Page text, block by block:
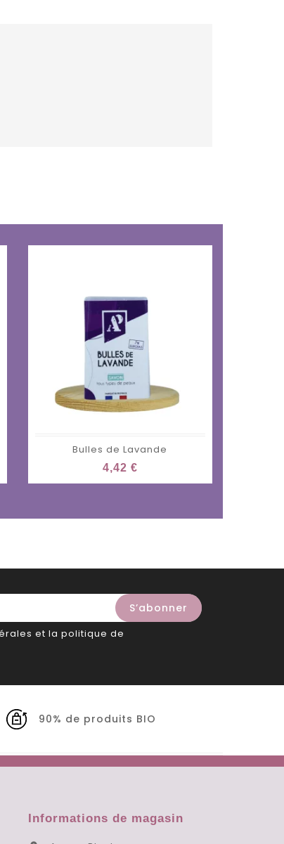
Bulles de Lavande
4,42 €
et la politique de
90% de produits BIO
Informations de magasin